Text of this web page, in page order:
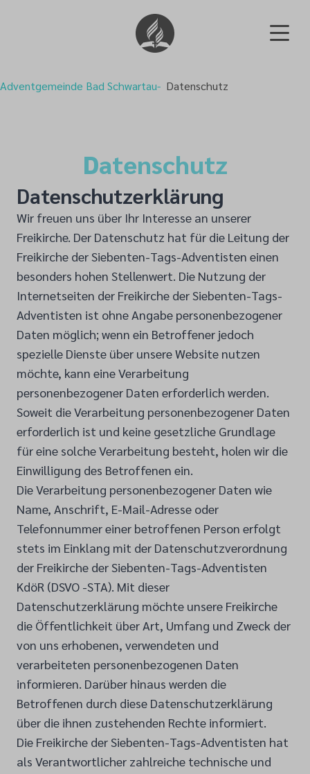
Adventgemeinde Bad Schwartau Datenschutz
Datenschutz
Datenschutzerklärung
Wir freuen uns über Ihr Interesse an unserer
Freikirche. Der Datenschutz hat für die Leitung der
Freikirche der Siebenten-Tags-Adventisten einen
besonders hohen Stellenwert. Die Nutzung der
Internetseiten der Freikirche der Siebenten-Tags-
Adventisten ist ohne Angabe personenbezogener
Daten möglich; wenn ein Betroffener jedoch
spezielle Dienste über unsere Website nutzen
möchte, kann eine Verarbeitung
personenbezogener Daten erforderlich werden.
Soweit die Verarbeitung personenbezogener Daten
erforderlich ist und keine gesetzliche Grundlage
für eine solche Verarbeitung besteht, holen wir die
Einwilligung des Betroffenen ein.
Die Verarbeitung personenbezogener Daten wie
Name, Anschrift, E-Mail-Adresse oder
Telefonnummer einer betroffenen Person erfolgt
stets im Einklang mit der Datenschutzverordnung
der Freikirche der Siebenten-Tags-Adventisten
KdöR (DSVO -STA). Mit dieser
Datenschutzerklärung möchte unsere Freikirche
die Öffentlichkeit über Art, Umfang und Zweck der
von uns erhobenen, verwendeten und
verarbeiteten personenbezogenen Daten
informieren. Darüber hinaus werden die
Betroffenen durch diese Datenschutzerklärung
über die ihnen zustehenden Rechte informiert.
Die Freikirche der Siebenten-Tags-Adventisten hat
als Verantwortlicher zahlreiche technische und